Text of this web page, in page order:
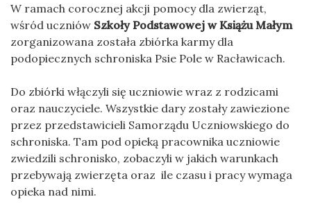
W ramach corocznej akcji pomocy dla zwierząt,
wśród uczniów Szkoły Podstawowej w Książu Małym
zorganizowana została zbiórka karmy dla
podopiecznych schroniska Psie Pole w Racławicach.
Do zbiórki włączyli się uczniowie wraz z rodzicami
oraz nauczyciele. Wszystkie dary zostały zawiezione
przez przedstawicieli Samorządu Uczniowskiego do
schroniska. Tam pod opieką pracownika uczniowie
zwiedzili schronisko, zobaczyli w jakich warunkach
przebywają zwierzęta oraz ile czasu i pracy wymaga
opieka nad nimi.